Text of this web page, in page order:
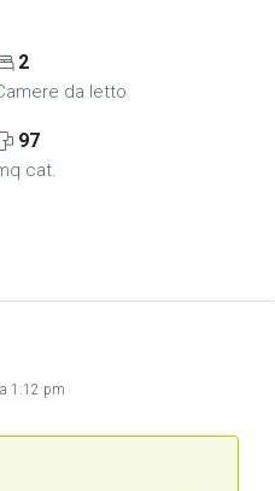
2
da letto
97
cat.
1:12 pm